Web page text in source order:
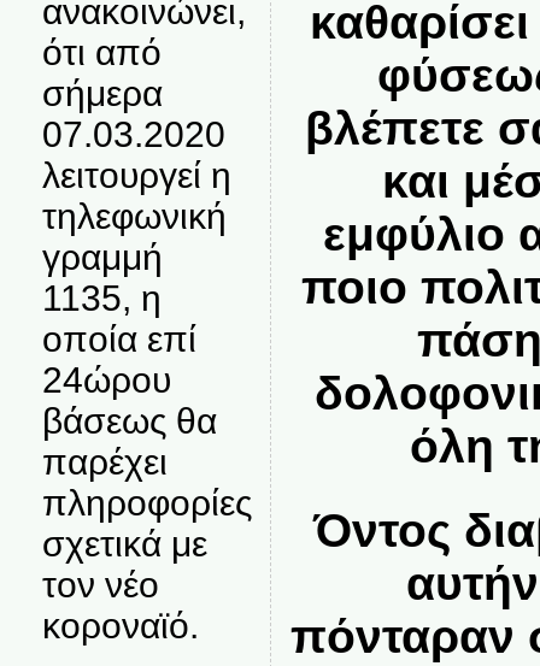
ανακοινώνει,
ότι από
σήμερα
07.03.2020
λειτουργεί η
τηλεφωνική
γραμμή
1135, η
οποία επί
24ώρου
βάσεως θα
παρέχει
πληροφορίες
σχετικά με
τον νέο
κοροναϊό.
βλέπετε
και
εμφύλιο
ποιο
όλη
Όντος
πόνταραν